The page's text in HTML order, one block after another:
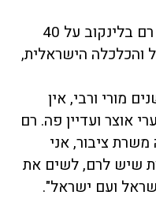
שר האוצר הודה למנכ"ל היוצא, רם בלינקוב על 40
והכלכלה הישראלית,
מורי ורבי, אין
אוצר ועדיין פה. רם
ציבור, אני
שיש לרם, לשים את
ועם ישראל".